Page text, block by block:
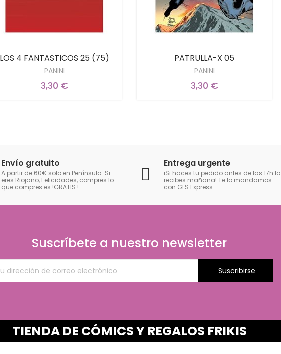
LOS 4 FANTASTICOS 25 (75)
PANINI
3,30 €
PATRULLA-X 05
PANINI
3,30 €
Envío gratuito
A partir de 60€ solo en Península. Si
eres Riojano, Felicidades, compres lo
que compres es !GRATIS !
Entrega urgente
iSi haces tu pedido antes de las 17h lo
recibes mañana! Te lo mandamos
con GLS Express.
Suscríbete a nuestro newsletter
Suscribirse
TIENDA DE CÓMICS Y REGALOS FRIKIS